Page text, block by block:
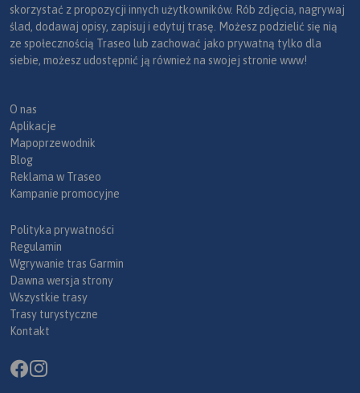
skorzystać z propozycji innych użytkowników. Rób zdjęcia, nagrywaj
ślad, dodawaj opisy, zapisuj i edytuj trasę. Możesz podzielić się nią
ze społecznością Traseo lub zachować jako prywatną tylko dla
siebie, możesz udostępnić ją również na swojej stronie www!
O nas
Aplikacje
Mapoprzewodnik
Blog
Reklama w Traseo
Kampanie promocyjne
Polityka prywatności
Regulamin
Wgrywanie tras Garmin
Dawna wersja strony
Wszystkie trasy
Trasy turystyczne
Kontakt